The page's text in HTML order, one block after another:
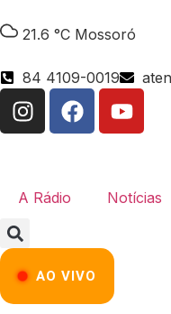
21.6 °C Mossoró
84 4109-0019
A Rádio Notícias
AO VIVO